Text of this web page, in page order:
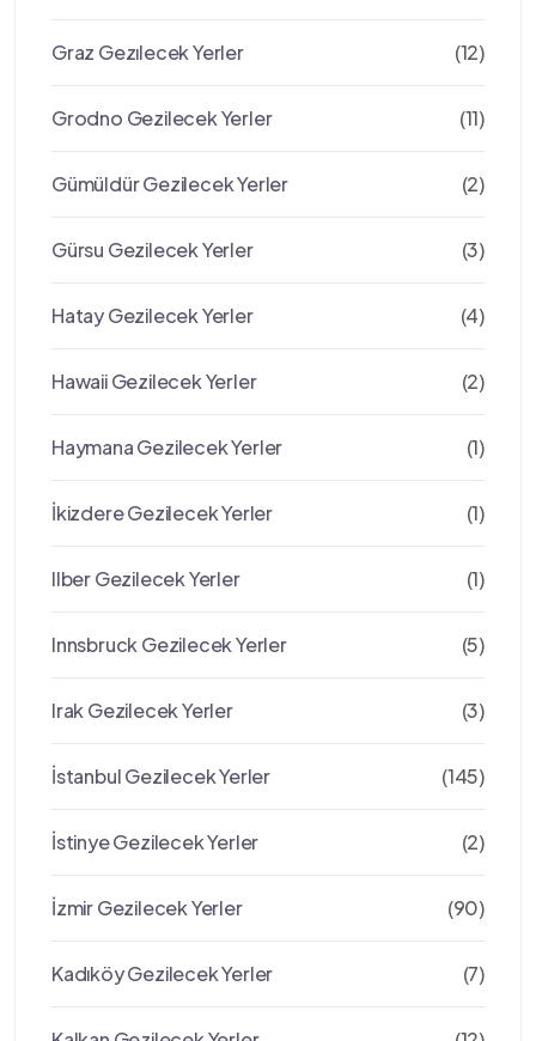
Graz Gezılecek Yerler (12)
Grodno Gezilecek Yerler (11)
Gümüldür Gezilecek Yerler (2)
Gürsu Gezilecek Yerler (3)
Hatay Gezilecek Yerler (4)
Hawaii Gezilecek Yerler (2)
Haymana Gezilecek Yerler (1)
İkizdere Gezilecek Yerler (1)
Ilber Gezilecek Yerler (1)
Innsbruck Gezilecek Yerler (5)
Irak Gezilecek Yerler (3)
İstanbul Gezilecek Yerler (145)
İstinye Gezilecek Yerler (2)
İzmir Gezilecek Yerler (90)
Kadıköy Gezilecek Yerler (7)